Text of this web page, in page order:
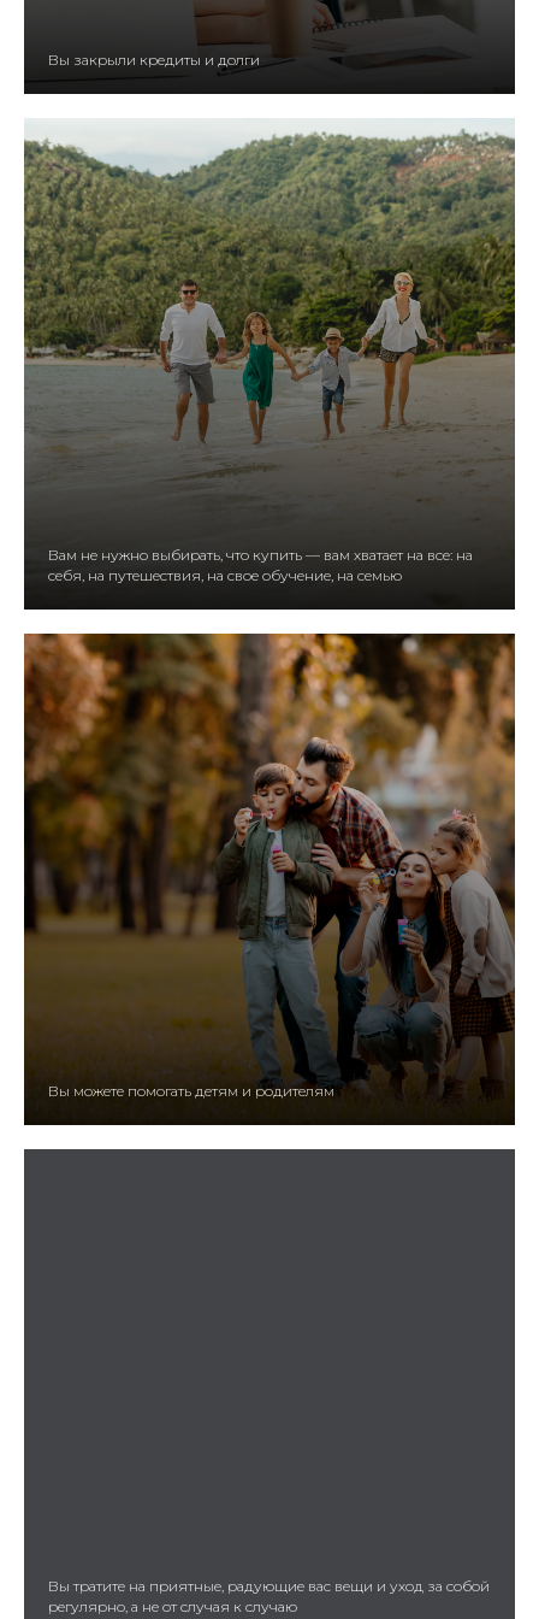
Вы закрыли кредиты и долги
Вам не нужно выбирать, что купить — вам хватает на все: на
себя, на путешествия, на свое обучение, на семью
Вы можете помогать детям и родителям
Вы тратите на приятные, радующие вас вещи и уход за собой
регулярно, а не от случая к случаю